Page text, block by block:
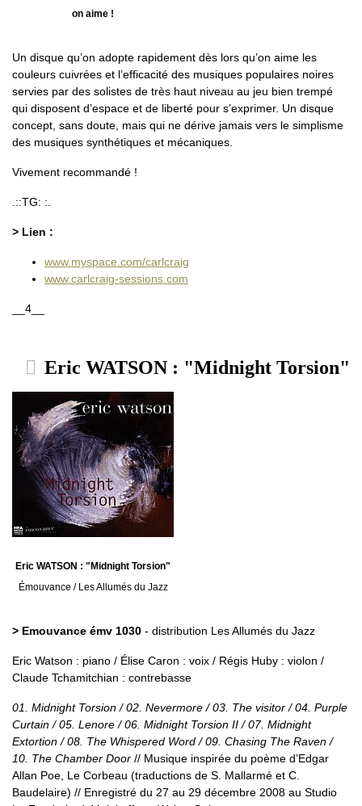
on aime !
Un disque qu’on adopte rapidement dès lors qu’on aime les
couleurs cuivrées et l’efficacité des musiques populaires noires
servies par des solistes de très haut niveau au jeu bien trempé
qui disposent d’espace et de liberté pour s’exprimer. Un disque
concept, sans doute, mais qui ne dérive jamais vers le simplisme
des musiques synthétiques et mécaniques.
Vivement recommandé !
.::TG: :.
> Lien :
www.myspace.com/carlcraig
www.carlcraig-sessions.com
__4__
Eric WATSON : "Midnight Torsion"
Eric WATSON : "Midnight Torsion"
Émouvance / Les Allumés du Jazz
> Emouvance émv 1030 - distribution Les Allumés du Jazz
Eric Watson : piano / Élise Caron : voix / Régis Huby : violon /
Claude Tchamitchian : contrebasse
01. Midnight Torsion / 02. Nevermore / 03. The visitor / 04. Purple
Curtain / 05. Lenore / 06. Midnight Torsion II / 07. Midnight
Extortion / 08. The Whispered Word / 09. Chasing The Raven /
10. The Chamber Door // Musique inspirée du poème d’Edgar
Allan Poe, Le Corbeau (traductions de S. Mallarmé et C.
Baudelaire) // Enregistré du 27 au 29 décembre 2008 au Studio